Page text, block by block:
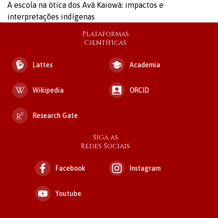
A escola na ótica dos Avá Kaiowá: impactos e
interpretações indígenas
Plataformas
Científicas
Lattes Academia
Wikipedia ORCID
Research Gate
Siga as
Redes Sociais
Facebook Instagram
Youtube